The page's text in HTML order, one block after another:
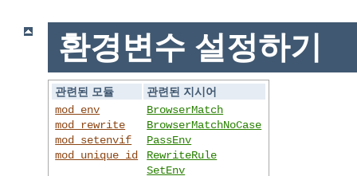
환경변수 설정하기
관련된 모듈
관련된 지시어
mod_env
mod_rewrite
mod_setenvif
mod_unique_id
BrowserMatch
BrowserMatchNoCase
PassEnv
RewriteRule
SetEnv